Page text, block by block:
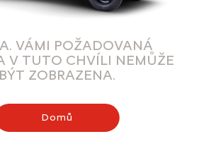
VÁMI POŽADOVANÁ
V TUTO CHVÍLI NEMŮŽE
BÝT ZOBRAZENA.
Domů